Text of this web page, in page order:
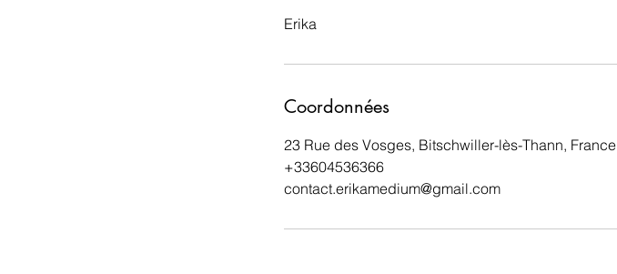
Erika
Coordonnées
23 Rue des Vosges, Bitschwiller-lès-Thann, France
+33604536366
contact.erikamedium@gmail.com